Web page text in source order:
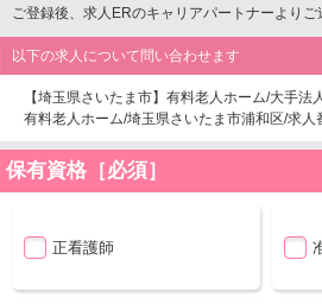
ご登録後、求人ERのキャリアパートナーよりご
以下の求人について問い合わせます
【埼玉県さいたま市】有料老人ホーム/大手法
有料老人ホーム/埼玉県さいたま市浦和区/求
保有資格［必須］
正看護師